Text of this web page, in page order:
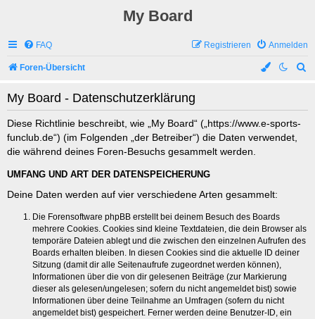
My Board
FAQ Anmelden
Registrieren
Foren-Übersicht
My Board - Datenschutzerklärung
Diese Richtlinie beschreibt, wie „My Board“ („https://www.e-sports-
funclub.de“) (im Folgenden „der Betreiber“) die Daten verwendet,
die während deines Foren-Besuchs gesammelt werden.
UMFANG UND ART DER DATENSPEICHERUNG
Deine Daten werden auf vier verschiedene Arten gesammelt:
Die Forensoftware phpBB erstellt bei deinem Besuch des Boards
mehrere Cookies. Cookies sind kleine Textdateien, die dein Browser als
temporäre Dateien ablegt und die zwischen den einzelnen Aufrufen des
Boards erhalten bleiben. In diesen Cookies sind die aktuelle ID deiner
Sitzung (damit dir alle Seitenaufrufe zugeordnet werden können),
Informationen über die von dir gelesenen Beiträge (zur Markierung
dieser als gelesen/ungelesen; sofern du nicht angemeldet bist) sowie
Informationen über deine Teilnahme an Umfragen (sofern du nicht
angemeldet bist) gespeichert. Ferner werden deine Benutzer-ID, ein